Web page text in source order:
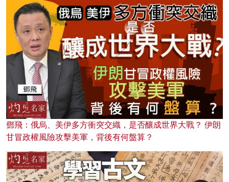
鄧飛：俄烏、美伊多方衝突交織，是否釀成世界大戰？ 伊朗
甘冒政權風險攻擊美軍，背後有何盤算？